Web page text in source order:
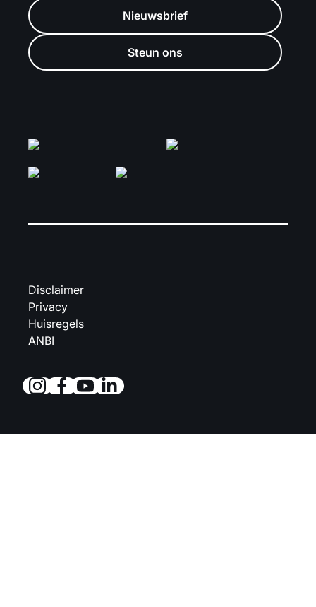
Nieuwsbrief
Steun ons
Disclaimer
Privacy
Huisregels
ANBI